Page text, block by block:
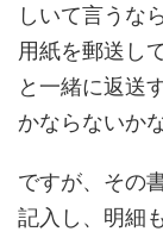
しいて言うな
用紙を郵送し
と一緒に返送
かならないか
ですが、その
記入し、明細